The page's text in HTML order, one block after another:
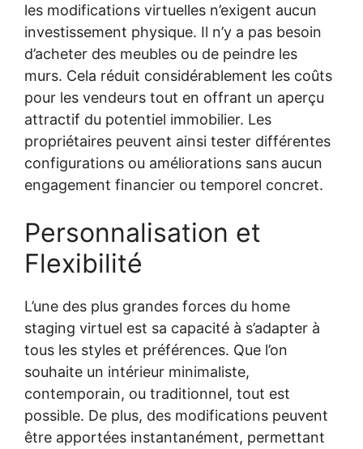
les modifications virtuelles n’exigent aucun
investissement physique. Il n’y a pas besoin
d’acheter des meubles ou de peindre les
murs. Cela réduit considérablement les coûts
pour les vendeurs tout en offrant un aperçu
attractif du potentiel immobilier. Les
propriétaires peuvent ainsi tester différentes
configurations ou améliorations sans aucun
engagement financier ou temporel concret.
Personnalisation et
Flexibilité
L’une des plus grandes forces du home
staging virtuel est sa capacité à s’adapter à
tous les styles et préférences. Que l’on
souhaite un intérieur minimaliste,
contemporain, ou traditionnel, tout est
possible. De plus, des modifications peuvent
être apportées instantanément, permettant